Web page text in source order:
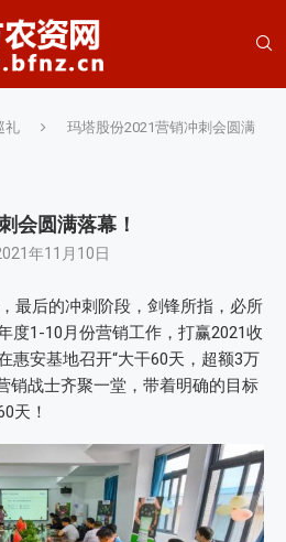
礼
玛塔股份2021营销冲刺会圆满
会圆满落幕！
年11月10日
最后的冲刺阶段，剑锋所指，必所
度1-10月份营销工作，打赢2021收
惠安基地召开“大干60天，超额3万
销战士齐聚一堂，带着明确的目标
天！